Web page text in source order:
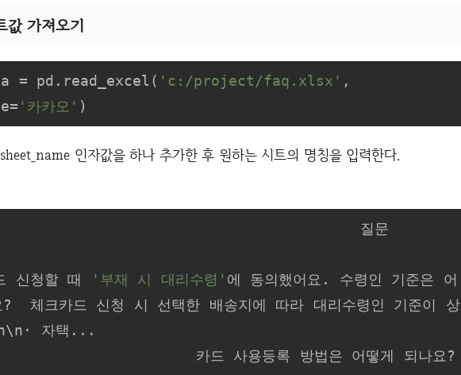
값 가져오기
= pd.read_excel( 'c:/project/faq.xlsx' ,
'카카오' )
인자값을 하나 추가한 후 원하는 시트의 명칭을 입력한다.
신청할 때
'부재 시 대리수령' 에 동의했어요. 수령인 기준은 어
?  체크카드 신청 시 선택한 배송지에 따라 대리수령인 기준이 상
카드 사용등록 방법은 어떻게 되나요?